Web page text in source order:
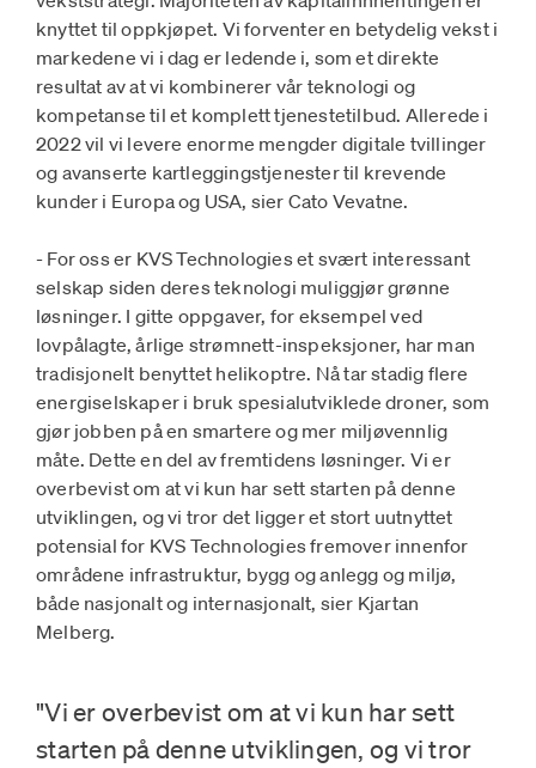
knyttet til oppkjøpet. Vi forventer en betydelig vekst i
markedene vi i dag er ledende i, som et direkte
resultat av at vi kombinerer vår teknologi og
kompetanse til et komplett tjenestetilbud. Allerede i
2022 vil vi levere enorme mengder digitale tvillinger
og avanserte kartleggingstjenester til krevende
kunder i Europa og USA, sier Cato Vevatne.
- For oss er KVS Technologies et svært interessant
selskap siden deres teknologi muliggjør grønne
løsninger. I gitte oppgaver, for eksempel ved
lovpålagte, årlige strømnett-inspeksjoner, har man
tradisjonelt benyttet helikoptre. Nå tar stadig flere
energiselskaper i bruk spesialutviklede droner, som
gjør jobben på en smartere og mer miljøvennlig
måte. Dette en del av fremtidens løsninger. Vi er
overbevist om at vi kun har sett starten på denne
utviklingen, og vi tror det ligger et stort uutnyttet
potensial for KVS Technologies fremover innenfor
områdene infrastruktur, bygg og anlegg og miljø,
både nasjonalt og internasjonalt, sier Kjartan
Melberg.
"Vi er overbevist om at vi kun har sett
starten på denne utviklingen, og vi tror